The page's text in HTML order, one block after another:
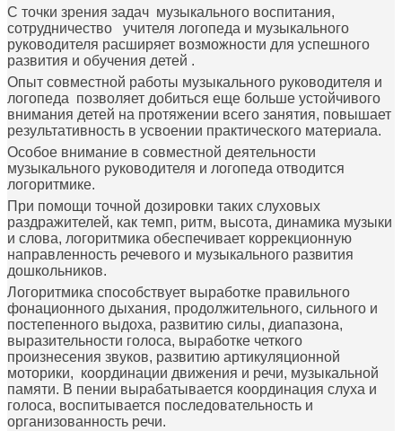
С точки зрения задач музыкального воспитания,
сотрудничество учителя логопеда и музыкального
руководителя расширяет возможности для успешного
развития и обучения детей .
Опыт совместной работы музыкального руководителя и
логопеда позволяет добиться еще больше устойчивого
внимания детей на протяжении всего занятия, повышает
результативность в усвоении практического материала.
Особое внимание в совместной деятельности
музыкального руководителя и логопеда отводится
логоритмике.
При помощи точной дозировки таких слуховых
раздражителей, как темп, ритм, высота, динамика музыки
и слова, логоритмика обеспечивает коррекционную
направленность речевого и музыкального развития
дошкольников.
Логоритмика способствует выработке правильного
фонационного дыхания, продолжительного, сильного и
постепенного выдоха, развитию силы, диапазона,
выразительности голоса, выработке четкого
произнесения звуков, развитию артикуляционной
моторики, координации движения и речи, музыкальной
памяти. В пении вырабатывается координация слуха и
голоса, воспитывается последовательность и
организованность речи.